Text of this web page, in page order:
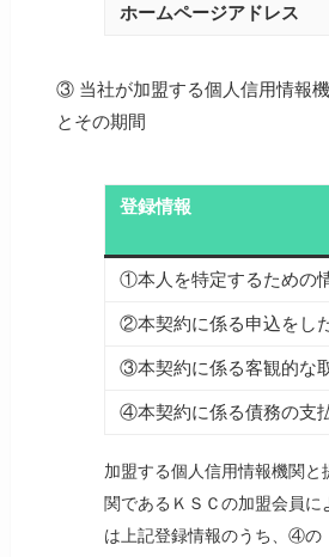
ホームページアドレス
③ 当社が加盟する個人信用情報
とその期間
登録情報
①本人を特定するための
②本契約に係る申込をし
③本契約に係る客観的な
④本契約に係る債務の支
加盟する個人信用情報機関と
関であるＫＳＣの加盟会員に
は上記登録情報のうち、④の